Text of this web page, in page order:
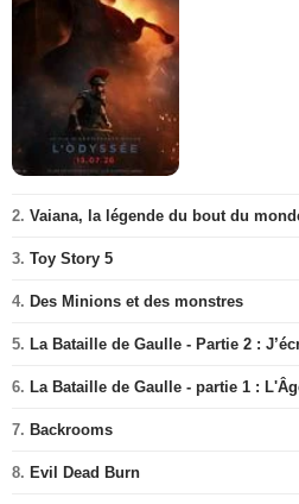
2. Vaiana, la légende du bout du
3. Toy Story 5
4. Des Minions et des monstres
5. La Bataille de Gaulle - Partie 2 :
6. La Bataille de Gaulle - partie 1 :
7. Backrooms
8. Evil Dead Burn